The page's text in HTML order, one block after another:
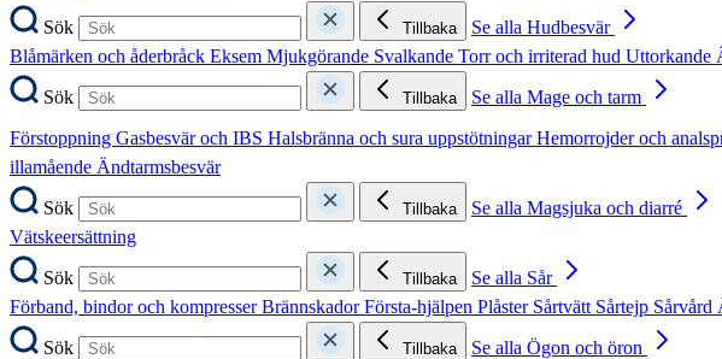
Sök
Tillbaka
Se alla Hudbesvär
Blåmärken och åderbråck Eksem Mjukgörande Svalkande Torr och irriterad hud Uttorkande
Sök
Tillbaka
Se alla Mage och tarm
Förstoppning Gasbesvär och IBS Halsbränna och sura uppstötningarHemorrojder och
illamående Ändtarmsbesvär
Sök
Tillbaka
Se alla Magsjuka och diarré
Vätskeersättning
Sök
Tillbaka
Se alla Sår
Förband, bindor och kompresserBrännskadorFörsta-hjälpen Plåster Sårtvätt Sårtejp Sårvård
Sök
Tillbaka
Se alla Ögon och öron